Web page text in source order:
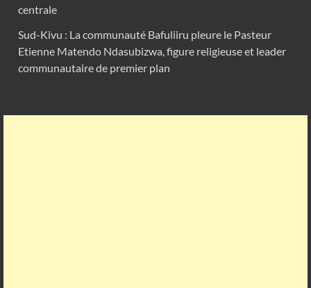
centrale
Sud-Kivu : La communauté Bafuliiru pleure le Pasteur
Etienne Matendo Ndasubizwa, figure religieuse et leader
communautaire de premier plan